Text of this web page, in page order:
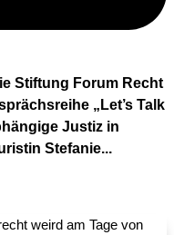
Stiftung Forum Recht
„Let’s Talk
Justiz in
Stefanie...